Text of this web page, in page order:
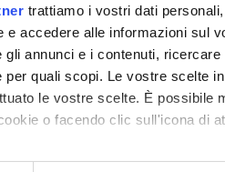
trattiamo i vostri dati
e accedere alle informazioni sul
gli annunci e i contenuti,
quali scopi. Le vostre scelte
le vostre scelte. È
o facendo clic sull'icona di
anche:
not